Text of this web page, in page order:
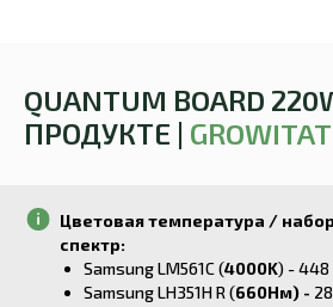
QUANTUM BOARD
ПРОДУКТЕ |
Цветовая температура /
спектр:
Samsung LM561С (4000K) - 448
Samsung LH351H R (660Нм) - 28